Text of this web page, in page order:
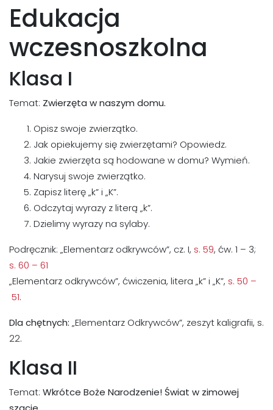
Edukacja
wczesnoszkolna
Klasa I
Temat: Zwierzęta w naszym domu.
Opisz swoje zwierzątko.
Jak opiekujemy się zwierzętami? Opowiedz.
Jakie zwierzęta są hodowane w domu? Wymień.
Narysuj swoje zwierzątko.
Zapisz literę „k” i „K”.
Odczytaj wyrazy z literą „k”.
Dzielimy wyrazy na sylaby.
Podręcznik: „Elementarz odkrywców”, cz. I, s. 59, ćw. 1 – 3;
s. 60 – 61
„Elementarz odkrywców”, ćwiczenia, litera „k” i „K”, s. 50 –
51.
Dla chętnych: „Elementarz Odkrywców”, zeszyt kaligrafii, s.
22.
Klasa II
Temat: Wkrótce Boże Narodzenie! Świat w zimowej